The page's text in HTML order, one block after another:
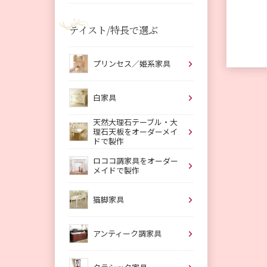
テイスト/特長で選ぶ
プリンセス／姫系家具
白家具
天然大理石テーブル・大
理石天板をオーダーメイ
ドで製作
ロココ調家具をオーダー
メイドで製作
猫脚家具
アンティーク調家具